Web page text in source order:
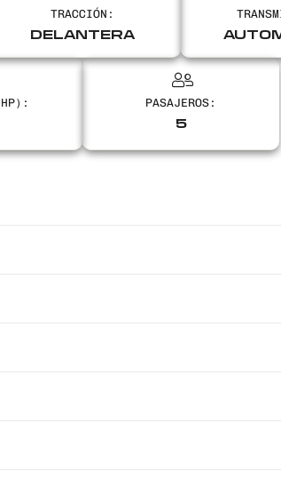
TRACCIÓN:
DELANTERA
PASAJEROS:
5